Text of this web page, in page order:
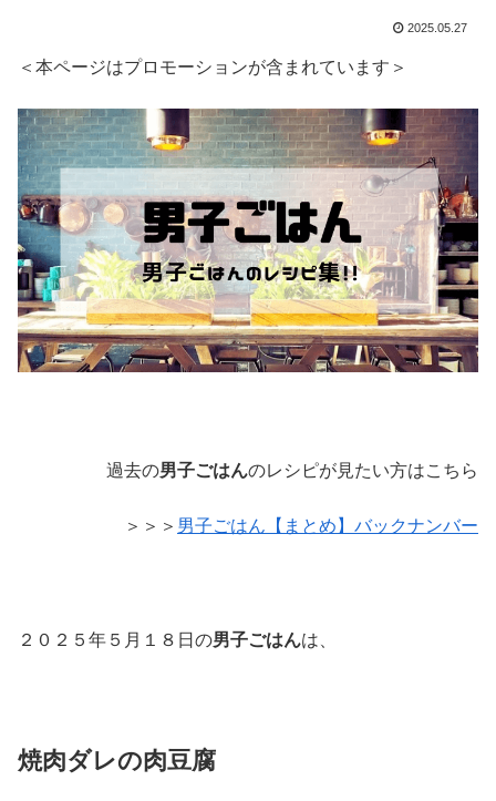
2025.05.27
＜本ページはプロモーションが含まれています＞
過去の男子ごはんのレシピが見たい方はこちら
＞＞＞ 男子ごはん【まとめ】バックナンバー
２０２５年５月１８日の男子ごはんは、
焼肉ダレの肉豆腐